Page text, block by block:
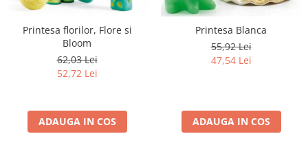
Printesa florilor, Flore si
Bloom
62,03 Lei
52,72 Lei
ADAUGA IN COS
Printesa Blanca
55,92 Lei
47,54 Lei
ADAUGA IN COS